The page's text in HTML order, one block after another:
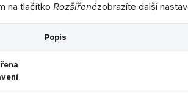
na tlačítko Rozšířenézobrazíte další
Popis